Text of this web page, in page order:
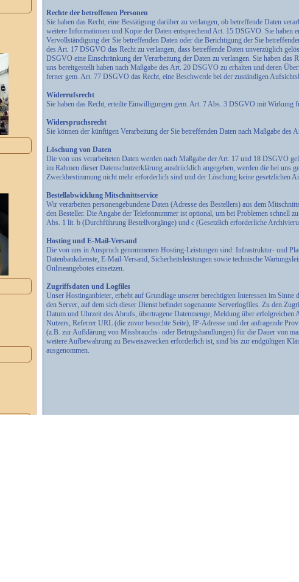
Rechte der betroffenen Personen
Sie haben das Recht, eine Bestätigung darüber zu verlangen, ob betreffende Daten
weitere Informationen und Kopie der Daten entsprechend Art. 15 DSGVO. Sie haben
Vervollständigung der Sie betreffenden Daten oder die Berichtigung der Sie
des Art. 17 DSGVO das Recht zu verlangen, dass betreffende Daten unverzüglich
DSGVO eine Einschränkung der Verarbeitung der Daten zu verlangen. Sie haben das
uns bereitgestellt haben nach Maßgabe des Art. 20 DSGVO zu erhalten und deren
ferner gem. Art. 77 DSGVO das Recht, eine Beschwerde bei der zuständigen
Widerrufsrecht
Sie haben das Recht, erteilte Einwilligungen gem. Art. 7 Abs. 3 DSGVO mit Wirkung
Widerspruchsrecht
Sie können der künftigen Verarbeitung der Sie betreffenden Daten nach Maßgabe des
Löschung von Daten
Die von uns verarbeiteten Daten werden nach Maßgabe der Art. 17 und 18 DSGVO
im Rahmen dieser Datenschutzerklärung ausdrücklich angegeben, werden die bei uns
Zweckbestimmung nicht mehr erforderlich sind und der Löschung keine gesetzlichen
Bestellabwicklung Mitschnittservice
Wir verarbeiten personengebundene Daten (Adresse des Bestellers) aus dem
den Besteller. Die Angabe der Telefonnummer ist optional, um bei Problemen schnell
Abs. 1 lit. b (Durchführung Bestellvorgänge) und c (Gesetzlich erforderliche
Hosting und E-Mail-Versand
Die von uns in Anspruch genommenen Hosting-Leistungen sind: Infrastruktur- und
Datenbankdienste, E-Mail-Versand, Sicherheitsleistungen sowie technische
Onlineangebotes einsetzen.
Zugriffsdaten und Logfiles
Unser Hostinganbieter, erhebt auf Grundlage unserer berechtigten Interessen im
den Server, auf dem sich dieser Dienst befindet sogenannte Serverlogfiles. Zu den
Datum und Uhrzeit des Abrufs, übertragene Datenmenge, Meldung über
Nutzers, Referrer URL (die zuvor besuchte Seite), IP-Adresse und der anfragende
(z.B. zur Aufklärung von Missbrauchs- oder Betrugshandlungen) für die Dauer von
weitere Aufbewahrung zu Beweiszwecken erforderlich ist, sind bis zur endgültigen
ausgenommen.